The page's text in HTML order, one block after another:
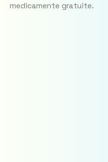
medicamente gratuite.